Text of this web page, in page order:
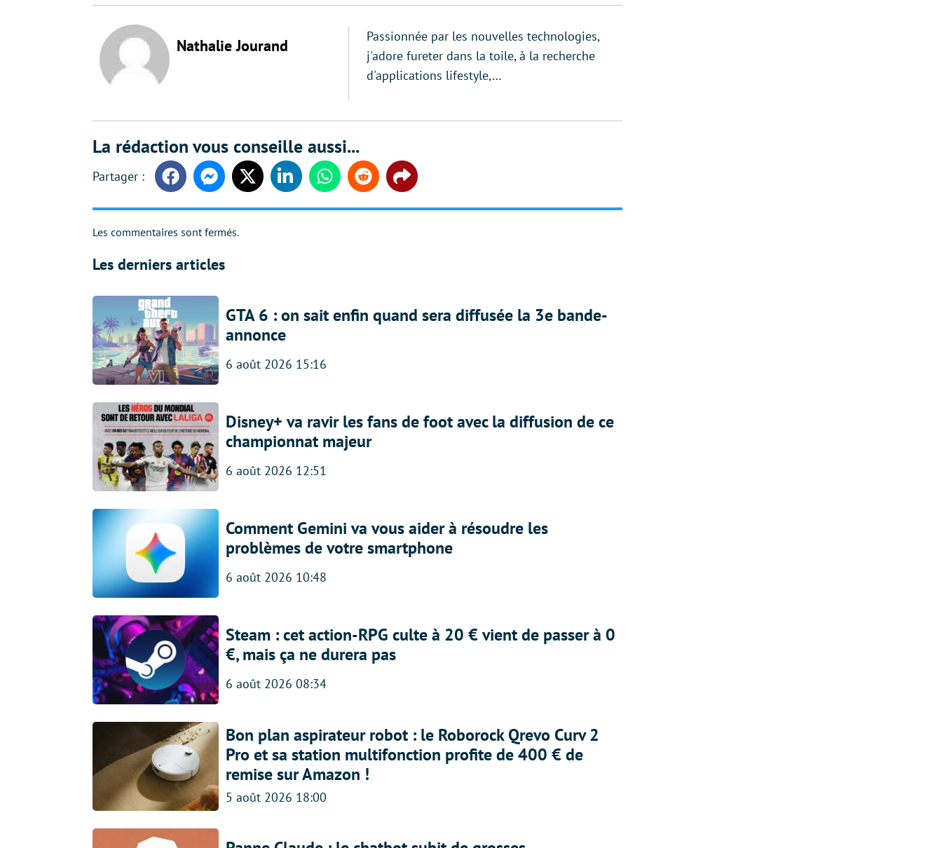
Nathalie Jourand
Passionnée par les nouvelles technologies,
j'adore fureter dans la toile, à la recherche
d'applications lifestyle,…
La rédaction vous conseille aussi...
FacebookMessengerTwitter LinkedinWhatsappReddit Share
Les commentaires sont fermés.
Les derniers articles
GTA 6 : on sait enfin quand sera diffusée la 3e bande-
annonce
6 août 2026 15:16
Disney+ va ravir les fans de foot avec la diffusion de ce
championnat majeur
6 août 2026 12:51
Comment Gemini va vous aider à résoudre les
problèmes de votre smartphone
6 août 2026 10:48
Steam : cet action-RPG culte à 20 € vient de passer à 0
€, mais ça ne durera pas
6 août 2026 08:34
Bon plan aspirateur robot : le Roborock Qrevo Curv 2
Pro et sa station multifonction profite de 400 € de
remise sur Amazon !
5 août 2026 18:00